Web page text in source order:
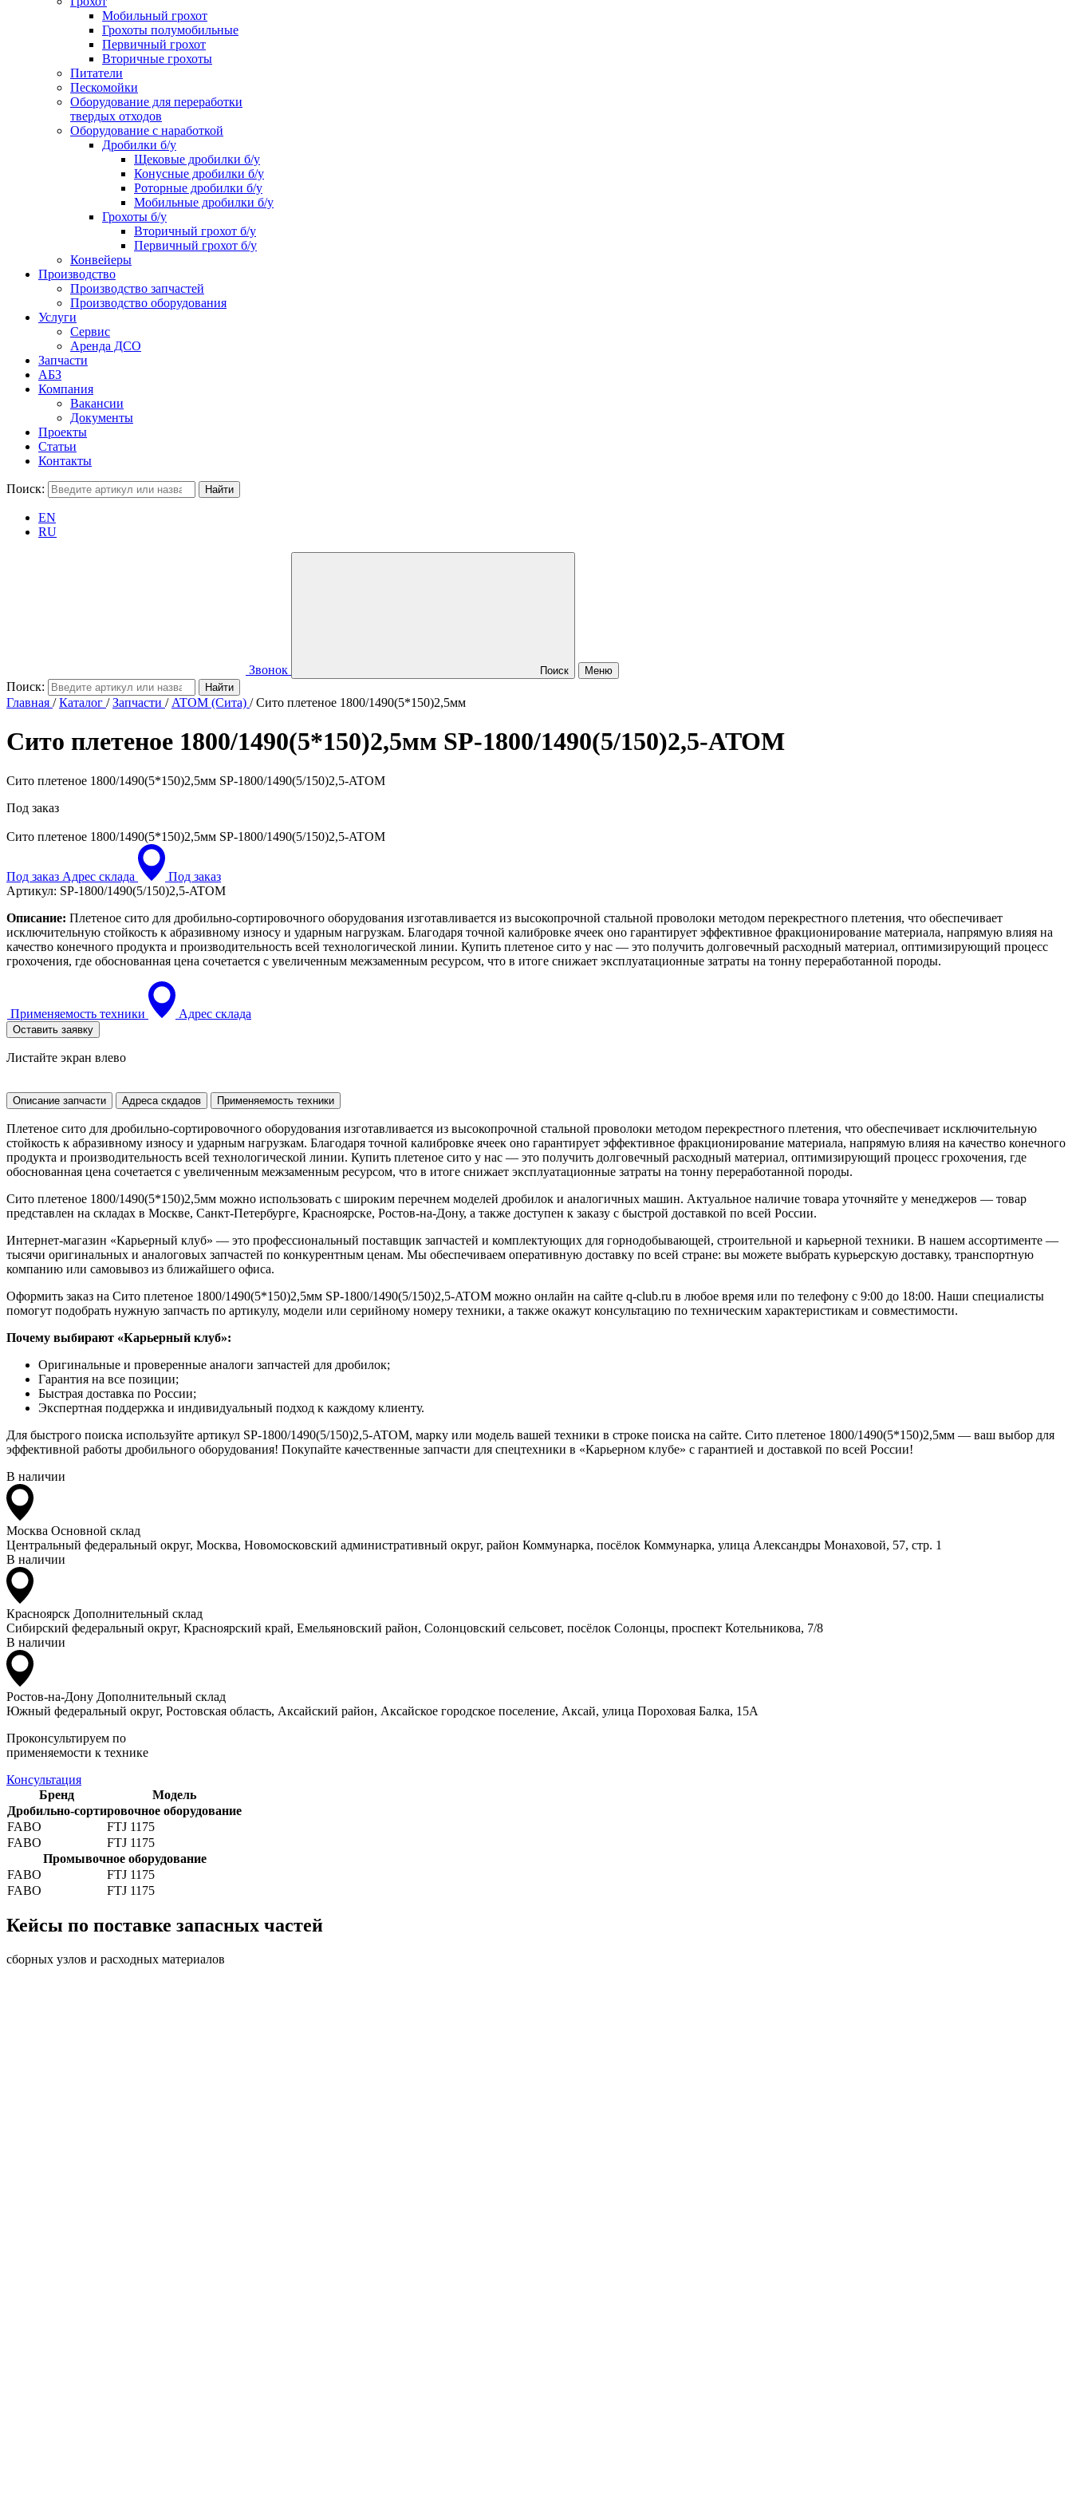
Мобильный грохот
Грохоты полумобильные
Первичный грохот
Вторичные грохоты
Питатели
Пескомойки
Оборудование для переработки
твердых отходов
Оборудование с наработкой
Дробилки б/у
Щековые дробилки б/у
Конусные дробилки б/у
Роторные дробилки б/у
Мобильные дробилки б/у
Грохоты б/у
Вторичный грохот б/у
Первичный грохот б/у
Конвейеры
Производство
Производство запчастей
Производство оборудования
Услуги
Сервис
Аренда ДСО
Запчасти
АБЗ
Компания
Вакансии
Документы
Проекты
Статьи
Контакты
Поиск:
EN
RU
Звонок Поиск Меню
Поиск:
Главная /Каталог /Запчасти / ATOM (Сита) /Сито плетеное 1800/1490(5*150)2,5мм
Сито плетеное 1800/1490(5*150)2,5мм SP-1800/1490(5/150)2,5-ATOM
Сито плетеное 1800/1490(5*150)2,5мм SP-1800/1490(5/150)2,5-ATOM
Под заказ
Сито плетеное 1800/1490(5*150)2,5мм SP-1800/1490(5/150)2,5-ATOM
Под заказ Адрес склада
Под заказ
Артикул: SP-1800/1490(5/150)2,5-ATOM
Описание: Плетеное сито для дробильно-сортировочного оборудования изготавливается из высокопрочной стальной проволоки методом перекрестного плетения, что обеспечивает
исключительную стойкость к абразивному износу и ударным нагрузкам. Благодаря точной калибровке ячеек оно гарантирует эффективное фракционирование материала, напрямую влияя на
качество конечного продукта и производительность всей технологической линии. Купить плетеное сито у нас — это получить долговечный расходный материал, оптимизирующий процесс
грохочения, где обоснованная цена сочетается с увеличенным межзаменным ресурсом, что в итоге снижает эксплуатационные затраты на тонну переработанной породы.
Применяемость техники Адрес склада
Оставить заявку
Листайте экран влево
Описание запчасти Адреса скдадов Применяемость техники
Плетеное сито для дробильно-сортировочного оборудования изготавливается из высокопрочной стальной проволоки методом перекрестного плетения, что обеспечивает исключительную
стойкость к абразивному износу и ударным нагрузкам. Благодаря точной калибровке ячеек оно гарантирует эффективное фракционирование материала, напрямую влияя на качество конечного
продукта и производительность всей технологической линии. Купить плетеное сито у нас — это получить долговечный расходный материал, оптимизирующий процесс грохочения, где
обоснованная цена сочетается с увеличенным межзаменным ресурсом, что в итоге снижает эксплуатационные затраты на тонну переработанной породы.
Сито плетеное 1800/1490(5*150)2,5мм можно использовать с широким перечнем моделей дробилок и аналогичных машин. Актуальное наличие товара уточняйте у менеджеров — товар
представлен на складах в Москве, Санкт-Петербурге, Красноярске, Ростов-на-Дону, а также доступен к заказу с быстрой доставкой по всей России.
Интернет-магазин «Карьерный клуб» — это профессиональный поставщик запчастей и комплектующих для горнодобывающей, строительной и карьерной техники. В нашем ассортименте —
тысячи оригинальных и аналоговых запчастей по конкурентным ценам. Мы обеспечиваем оперативную доставку по всей стране: вы можете выбрать курьерскую доставку, транспортную
компанию или самовывоз из ближайшего офиса.
Оформить заказ на Сито плетеное 1800/1490(5*150)2,5мм SP-1800/1490(5/150)2,5-ATOM можно онлайн на сайте q-club.ru в любое время или по телефону с 9:00 до 18:00. Наши специалисты
помогут подобрать нужную запчасть по артикулу, модели или серийному номеру техники, а также окажут консультацию по техническим характеристикам и совместимости.
Почему выбирают «Карьерный клуб»:
Оригинальные и проверенные аналоги запчастей для дробилок;
Гарантия на все позиции;
Быстрая доставка по России;
Экспертная поддержка и индивидуальный подход к каждому клиенту.
Для быстрого поиска используйте артикул SP-1800/1490(5/150)2,5-ATOM, марку или модель вашей техники в строке поиска на сайте. Сито плетеное 1800/1490(5*150)2,5мм — ваш выбор для
эффективной работы дробильного оборудования! Покупайте качественные запчасти для спецтехники в «Карьерном клубе» с гарантией и доставкой по всей России!
В наличии
Москва Основной склад
Центральный федеральный округ, Москва, Новомосковский административный округ, район Коммунарка, посёлок Коммунарка, улица Александры Монаховой, 57, стр. 1
В наличии
Красноярск Дополнительный склад
Сибирский федеральный округ, Красноярский край, Емельяновский район, Солонцовский сельсовет, посёлок Солонцы, проспект Котельникова, 7/8
В наличии
Ростов-на-Дону Дополнительный склад
Южный федеральный округ, Ростовская область, Аксайский район, Аксайское городское поселение, Аксай, улица Пороховая Балка, 15А
Проконсультируем по
применяемости к технике
Консультация
Бренд
Модель
Дробильно-сортировочное оборудование
FABO
FTJ 1175
FABO
FTJ 1175
Промывочное оборудование
FABO
FTJ 1175
FABO
FTJ 1175
Кейсы по поставке запасных частей
сборных узлов и расходных материалов